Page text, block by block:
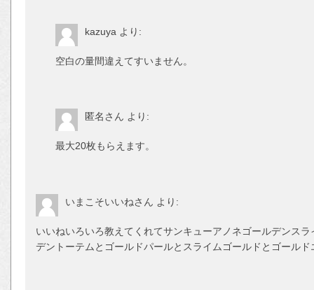
kazuya より:
空白の量間違えてすいません。
匿名さん より:
最大20枚もらえます。
いまこそいいねさん より:
いいねいろいろ教えてくれてサンキューアノネゴールデンス
デントーテムとゴールドパールとスライムゴールドとゴール